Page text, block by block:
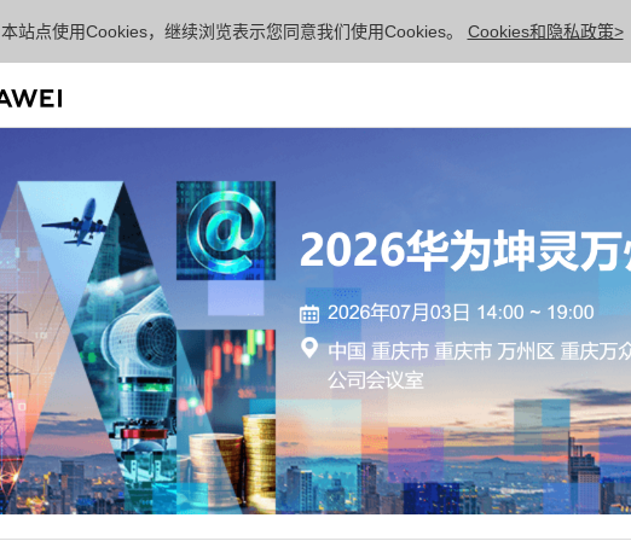
本站点使用Cookies，继续浏览表示您同意我们使用Cookies。 Cookies和隐私政策>